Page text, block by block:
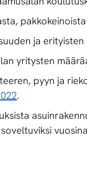
ja
yritysten
pyyn ja
.